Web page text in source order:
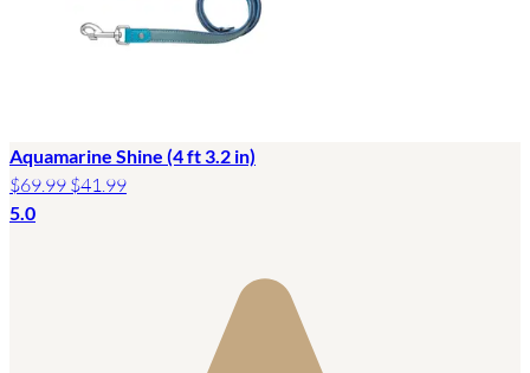
Aquamarine Shine (4 ft 3.2 in)
$69.99 $41.99
5.0